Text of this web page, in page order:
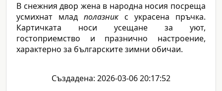
В снежния двор жена в народна носия посреща
усмихнат млад полазникс украсена пръчка.
Картичката носи усещане за уют,
гостоприемство и празнично настроение,
характерно за българските зимни обичаи.
Създадена: 2026-03-06 20:17:52